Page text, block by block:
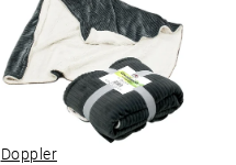
Doppler